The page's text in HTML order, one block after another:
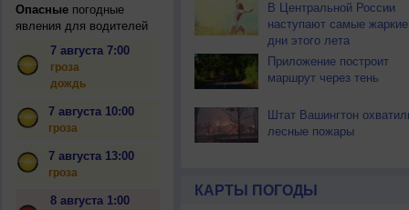
Опасныепогодные
явления для водителей
7 августа 7:00
гроза
дождь
7 августа 10:00
гроза
7 августа 13:00
гроза
8 августа 1:00
В Центральной России
наступают самые жаркие
дни этого лета
Приложение построит
маршрут через тень
Штат Вашингтон
лесные пожары
КАРТЫ ПОГОДЫ